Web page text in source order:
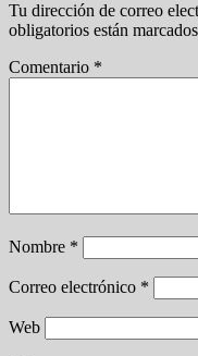
Tu dirección de correo
obligatorios están
Comentario *
Nombre *
Correo electrónico *
Web